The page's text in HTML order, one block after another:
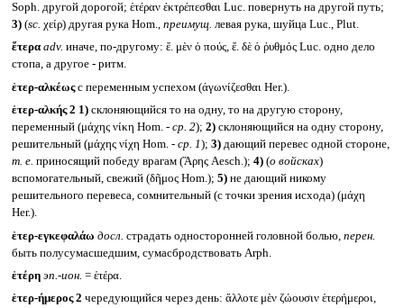
Soph. другой дорогой; ἑτέραν ἐκτρέπεσθαι Luc. повернуть на другой путь;
3)(sc. χείρ) другая рука Hom., преимущ. левая рука, шуйца Luc., Plut.
ἕτερα adv. иначе, по-другому: ἕ. μὲν ὁ πούς, ἕ. δὲ ὁ ῥυθμός Luc. одно дело
стопа, а другое - ритм.
ἑτερ-αλκέωςс переменным успехом (ἀγωνίζεσθαι Her.).
ἑτερ-αλκής 2 1)склоняющийся то на одну, то на другую сторону,
переменный (μάχης νίκη Hom. - ср. 2); 2)склоняющийся на одну сторону,
решительный (μάχης νίχη Hom. - ср. 1); 3)дающий перевес одной стороне,
т. е. приносящий победу врагам (Ἄρης Aesch.); 4)(о войсках)
вспомогательный, свежий (δῆμος Hom.); 5)не дающий никому
решительного перевеса, сомнительный (с точки зрения исхода) (μάχη
Her.).
ἑτερ-εγκεφαλάω досл. страдать односторонней головной болью, перен.
быть полусумасшедшим, сумасбродствовать Arph.
ἑτέρη эп.-ион. = ἑτέρα.
ἑτερ-ήμερος 2 чередующийся через день: ἄλλοτε μὲν ζώουσιν ἑτερήμεροι,